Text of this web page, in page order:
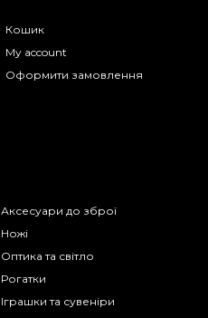
Кошик
My account
Оформити замовлення
Аксесуари до зброї
Ножі
Оптика та світло
Рогатки
Іграшки та сувеніри